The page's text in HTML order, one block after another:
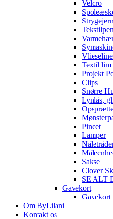
Velcro
Vlieseline
Textil lim
Projekt
Clips
Snørre
Lynlås,
Pincet
Lamper
Sakse
Clover
SE ALT
Gavekort
Gavekort
Om ByLilani
Kontakt os